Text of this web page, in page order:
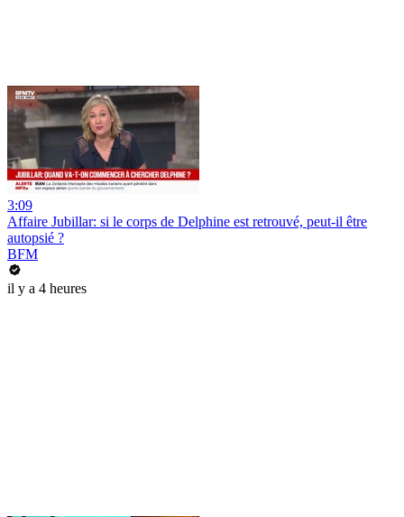
3:09
Affaire Jubillar: si le corps de Delphine est retrouvé, peut-il être
autopsié ?
BFM
il y a 4 heures